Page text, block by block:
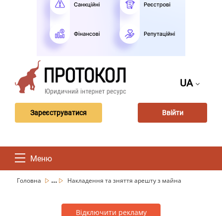
UA
Зареєструватися Ввійти
Меню
Головна ... Накладення та зняття арешту з майна
Відключити рекламу